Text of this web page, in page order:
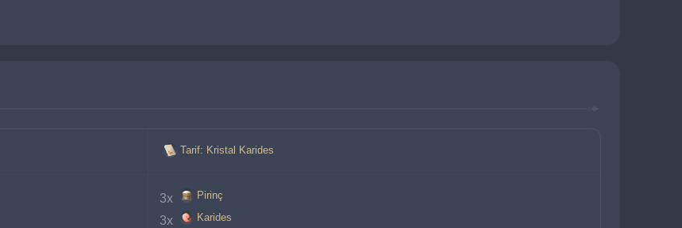
Tarif: Kristal Karides
3x Pirinç
3x Karides